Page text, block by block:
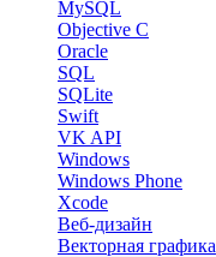
MySQL
Objective C
Oracle
SQL
SQLite
Swift
VK API
Windows
Windows Phone
Xcode
Веб-дизайн
Векторная графика